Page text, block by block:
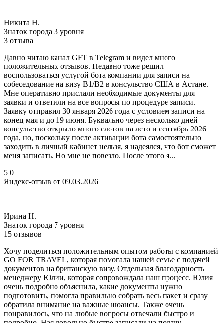
Никита Н.
Знаток города 3 уровня
3 отзыва
Давно читаю канал GFT в Telegram и видел много
положительных отзывов. Недавно тоже решил
воспользоваться услугой бота компании для записи на
собеседование на визу B1/B2 в консульство США в Астане.
Мне оперативно прислали необходимые документы для
заявки и ответили на все вопросы по процедуре записи.
Заявку отправил 30 января 2026 года с условием записи на
конец мая и до 19 июня. Буквально через несколько дней
консульство открыло много слотов на лето и сентябрь 2026
года, но, поскольку после активации бота самостоятельно
заходить в личный кабинет нельзя, я надеялся, что бот сможет
меня записать. Но мне не повезло. После этого я...
5 0
Яндекс-отзыв от 09.03.2026
Ирина Н.
Знаток города 7 уровня
15 отзывов
Хочу поделиться положительным опытом работы с компанией
GO FOR TRAVEL, которая помогала нашей семье с подачей
документов на британскую визу. Отдельная благодарность
менеджеру Юлии, которая сопровождала наш процесс. Юлия
очень подробно объяснила, какие документы нужно
подготовить, помогла правильно собрать весь пакет и сразу
обратила внимание на важные нюансы. Также очень
понравилось, что на любые вопросы отвечали быстро и